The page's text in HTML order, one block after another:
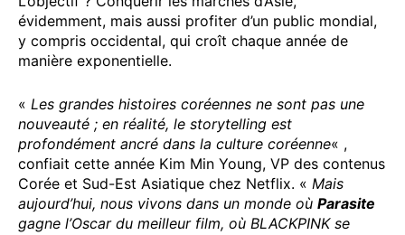
évidemment, mais aussi profiter d’un public mondial,
y compris occidental, qui croît chaque année de
manière exponentielle.
« Les grandes histoires coréennes ne sont pas une
nouveauté ; en réalité, le storytelling est
profondément ancré dans la culture coréenne« ,
confiait cette année Kim Min Young, VP des contenus
Corée et Sud-Est Asiatique chez Netflix. « Mais
aujourd’hui, nous vivons dans un monde où Parasite
gagne l’Oscar du meilleur film, où BLACKPINK se